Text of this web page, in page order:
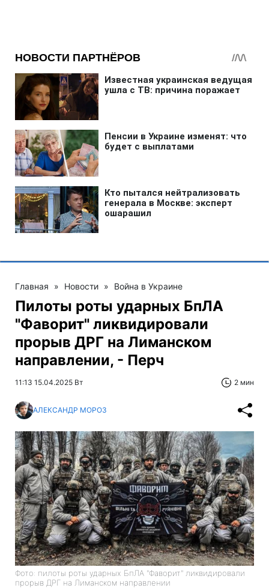
Главная » Новости » Война в Украине
Пилоты роты ударных БпЛА
"Фаворит" ликвидировали
прорыв ДРГ на Лиманском
направлении, - Перч
11:13 15.04.2025 Вт 2 мин
АЛЕКСАНДР МОРОЗ
Фото: пилоты роты ударных БпЛА "Фаворит" ликвидировали
прорыв ДРГ на Лиманском направлении